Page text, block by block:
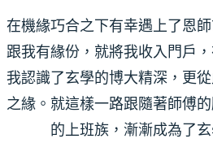
在機緣巧合之下有幸遇上了恩
跟我有緣份，就將我收入門戶
我認識了玄學的博大精深，更
之緣。就這樣一路跟隨著師傅
的上班族，漸漸成為了